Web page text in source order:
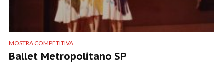
MOSTRA COMPETITIVA
Ballet Metropolitano SP